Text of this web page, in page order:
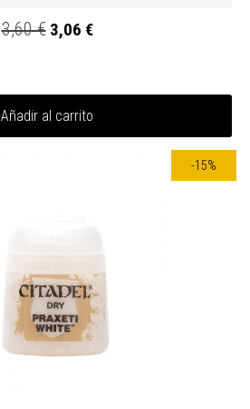
3,60 € 3,06 €
Añadir al carrito
-15%